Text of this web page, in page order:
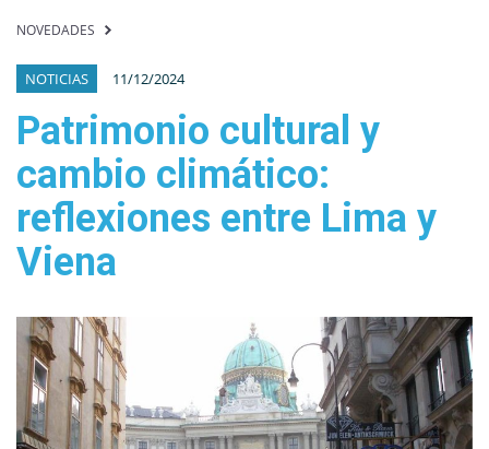
NOVEDADES
NOTICIAS 11/12/2024
Patrimonio cultural y
cambio climático:
reflexiones entre Lima y
Viena